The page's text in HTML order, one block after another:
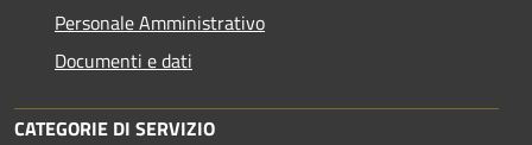
Personale Amministrativo
Documenti e dati
CATEGORIE DI SERVIZIO